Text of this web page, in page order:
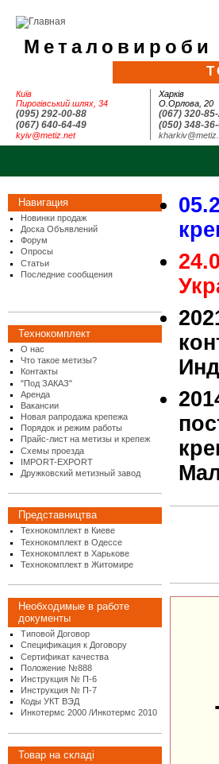
Металовироби
Київ
Пирогівський шлях, 34
(095) 292-00-88
(067) 640-64-49
kyiv@metiz.net
Харків
О.Орлова, 20
(067) 320-
(050) 348-
Навигация
Новинки продаж
Доска Объявлений
Форум
Опросы
Статьи
Последние сообщения
Технокомплект
О нас
Что такое метизы?
Контакты
"Под ЗАКАЗ"
Аренда
Вакансии
Новая рапродажа крепежа
Порядок и режим работы
Прайс-лист на метизы и крепеж
Схемы проезда
IMPORT-EXPORT
Дружковский метизный завод
Представництва
Технокомплект в Киеве
Технокомплект в Одессе
Технокомплект в Харькове
Технокомплект в Житомире
Необходимые в работе
документы
Типовой Договор
Спецификация к Договору
Сертификат качества
Положение №888
Инструкция № П-6
Инструкция № П-7
Коды УКТ ВЭД
Инкотермс 2000 /Инкотермс 2010
Товар на складі